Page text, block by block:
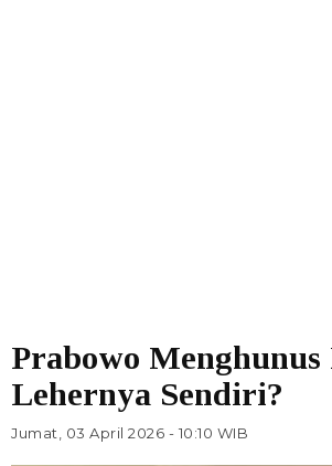
Prabowo Menghunus
Lehernya Sendiri?
Jumat, 03 April 2026 - 10:10 WIB